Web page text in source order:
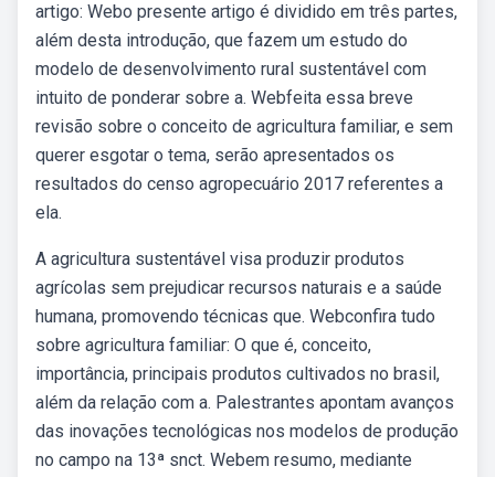
artigo: Webo presente artigo é dividido em três partes,
além desta introdução, que fazem um estudo do
modelo de desenvolvimento rural sustentável com
intuito de ponderar sobre a. Webfeita essa breve
revisão sobre o conceito de agricultura familiar, e sem
querer esgotar o tema, serão apresentados os
resultados do censo agropecuário 2017 referentes a
ela.
A agricultura sustentável visa produzir produtos
agrícolas sem prejudicar recursos naturais e a saúde
humana, promovendo técnicas que. Webconfira tudo
sobre agricultura familiar: O que é, conceito,
importância, principais produtos cultivados no brasil,
além da relação com a. Palestrantes apontam avanços
das inovações tecnológicas nos modelos de produção
no campo na 13ª snct. Webem resumo, mediante